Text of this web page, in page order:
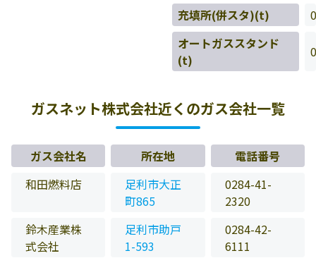
充填所(併スタ)(t)
0
オートガススタンド
(t)
0
ガスネット株式会社近くのガス会社一覧
ガス会社名 所在地
電話番号
和田燃料店
足利市大正
町865
0284-41-
2320
鈴木産業株
式会社
足利市助戸
1-593
0284-42-
6111